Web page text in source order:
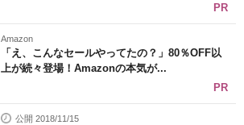
PR
Amazon
「え、こんなセールやってたの？」80％OFF以
上が続々登場！Amazonの本気が...
PR
公開 2018/11/15